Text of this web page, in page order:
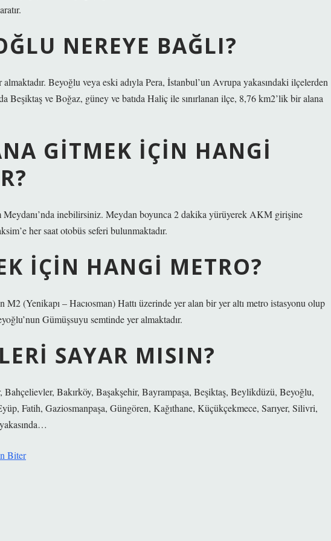
NEREYE BAĞLI?
Beyoğlu veya eski adıyla Pera, İstanbul’un Avrupa yakasındaki ilçelerden
Beşiktaş ve Boğaz, güney ve batıda Haliç ile sınırlanan ilçe, 8,76 km2’lik bir alana
GITMEK IÇIN HANGI
Meydanı’nda inebilirsiniz. Meydan boyunca 2 dakika yürüyerek AKM girişine
her saat otobüs seferi bulunmaktadır.
IÇIN HANGI METRO?
(Yenikapı – Hacıosman) Hattı üzerinde yer alan bir yer altı metro istasyonu olup
Gümüşsuyu semtinde yer almaktadır.
SAYAR MISIN?
Bakırköy, Başakşehir, Bayrampaşa, Beşiktaş, Beylikdüzü, Beyoğlu,
Fatih, Gaziosmanpaşa, Güngören, Kağıthane, Küçükçekmece, Sarıyer, Silivri,
Biter